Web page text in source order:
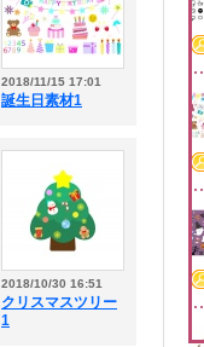
2018/11/15 17:01
誕生日素材1
2018/10/30 16:51
クリスマスツリー
1